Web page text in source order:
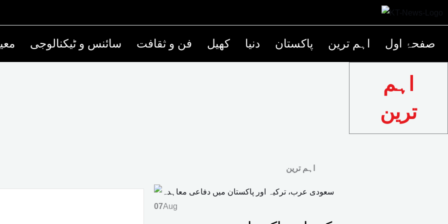
سائنس و ٹیکنالوجی فن و ثقافت کھیل دنیا پاکستان اہم ترین صفحۂ اول
اہم
ترین
اہم ترین
07Aug